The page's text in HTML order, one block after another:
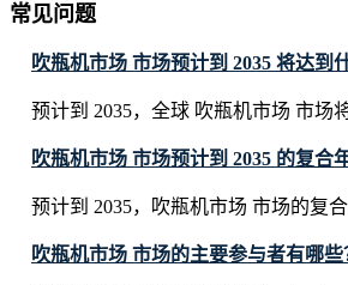
常见问题
吹瓶机市场 市场预计到 2035 将达到
预计到 2035，全球 吹瓶机市场 市场
吹瓶机市场 市场预计到 2035 的复合
预计到 2035，吹瓶机市场 市场的复
吹瓶机市场 市场的主要参与者有哪些